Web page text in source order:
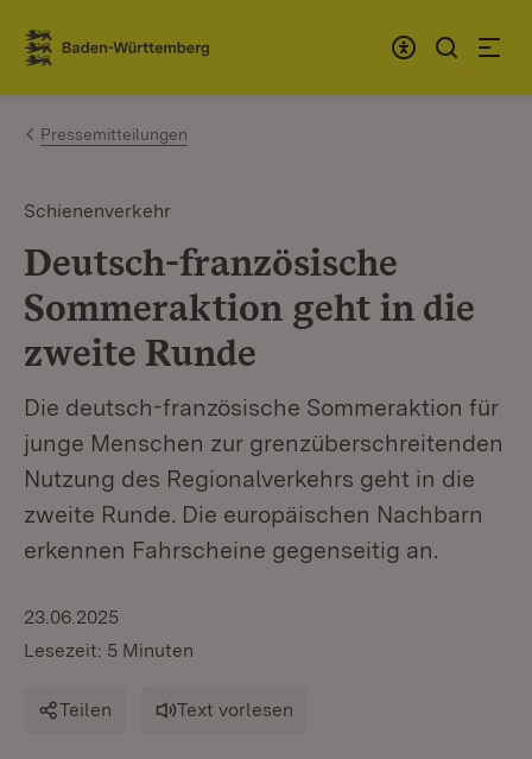
Zum Inhalt springen
Link zur Startseite
Pressemitteilungen
Schienenverkehr
Deutsch-französische
Sommeraktion geht in die
zweite Runde
Die deutsch-französische Sommeraktion für
junge Menschen zur grenzüberschreitenden
Nutzung des Regionalverkehrs geht in die
zweite Runde. Die europäischen Nachbarn
erkennen Fahrscheine gegenseitig an.
23.06.2025
Lesezeit: 5 Minuten
Teilen Text vorlesen